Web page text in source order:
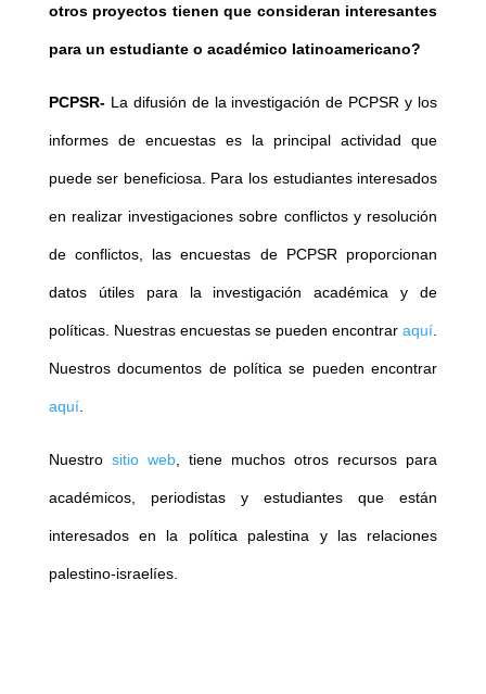
otros proyectos tienen que consideran interesantes
para un estudiante o académico latinoamericano?
PCPSR-La difusión de la investigación de PCPSR y los
informes de encuestas es la principal actividad que
puede ser beneficiosa. Para los estudiantes interesados
en realizar investigaciones sobre conflictos y resolución
de conflictos, las encuestas de PCPSR proporcionan
datos útiles para la investigación académica y de
políticas. Nuestras encuestas se pueden encontraraquí
Nuestros documentos de política se pueden encontrar
aquí.
Nuestro sitio web, tiene muchos otros recursos para
académicos, periodistas y estudiantes que están
interesados en la política palestina y las relaciones
palestino-israelíes.